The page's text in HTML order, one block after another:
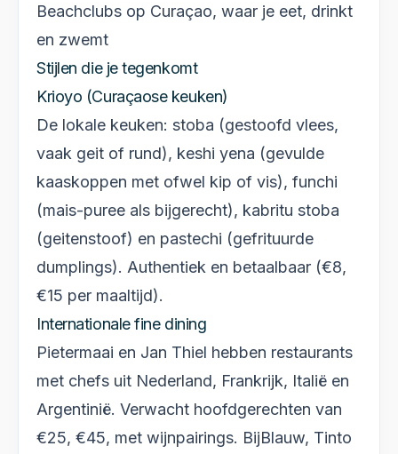
Beachclubs op Curaçao, waar je eet, drinkt
en zwemt
Stijlen die je tegenkomt
Krioyo (Curaçaose keuken)
De lokale keuken: stoba (gestoofd vlees,
vaak geit of rund), keshi yena (gevulde
kaaskoppen met ofwel kip of vis), funchi
(mais-puree als bijgerecht), kabritu stoba
(geitenstoof) en pastechi (gefrituurde
dumplings). Authentiek en betaalbaar (€8,
€15 per maaltijd).
Internationale fine dining
Pietermaai en Jan Thiel hebben restaurants
met chefs uit Nederland, Frankrijk, Italië en
Argentinië. Verwacht hoofdgerechten van
€25, €45, met wijnpairings. BijBlauw, Tinto